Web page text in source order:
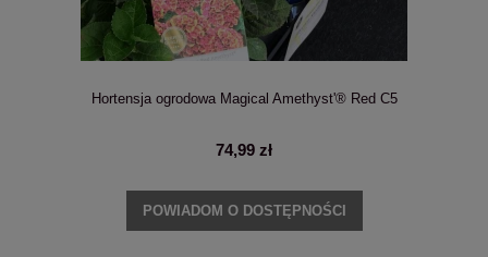
Hortensja ogrodowa Magical Amethyst'® Red C5
74,99 zł
POWIADOM O DOSTĘPNOŚCI